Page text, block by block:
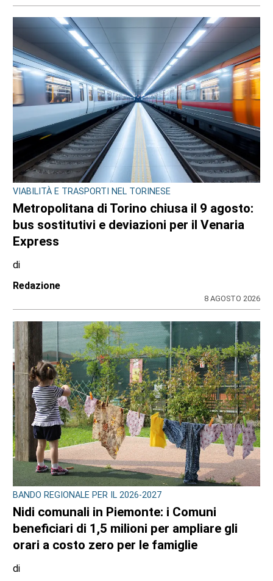
VIABILITÀ E TRASPORTI NEL TORINESE
Metropolitana di Torino chiusa il 9 agosto:
bus sostitutivi e deviazioni per il Venaria
Express
di
Redazione
8 AGOSTO 2026
BANDO REGIONALE PER IL 2026-2027
Nidi comunali in Piemonte: i Comuni
beneficiari di 1,5 milioni per ampliare gli
orari a costo zero per le famiglie
di